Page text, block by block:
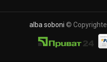
alba soboni ©